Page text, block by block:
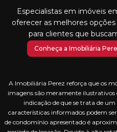
Especialistas em imóveis
oferecer as melhores
para clientes que
Conheça a Imobiliária
A Imobiliária Perez reforça que os
imagens são meramente
indicação de que se trata de
características informados podem
de condomínio apresentado é